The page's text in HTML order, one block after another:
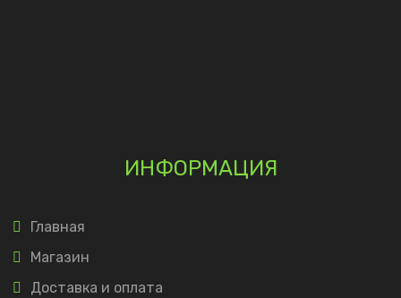
ИНФОРМАЦИЯ
Главная
Магазин
Доставка и оплата